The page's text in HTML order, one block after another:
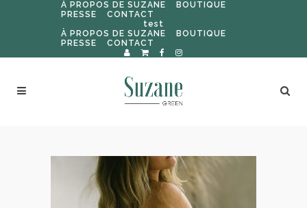
À PROPOS DE SUZANE
BOUTIQUE
PRESSE
CONTACT
test
À PROPOS DE SUZANE
BOUTIQUE
PRESSE
CONTACT